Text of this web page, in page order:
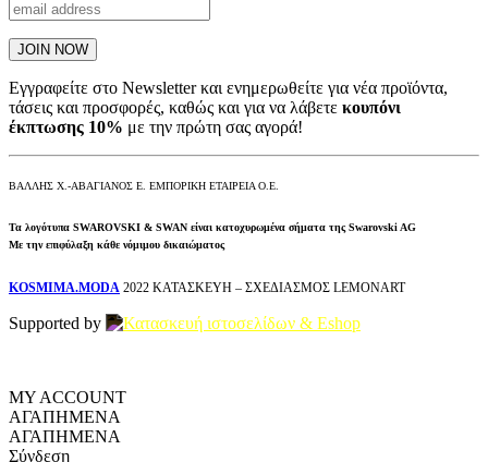
Εγγραφείτε στο Newsletter και ενημερωθείτε για νέα προϊόντα,
τάσεις και προσφορές, καθώς και για να λάβετε κουπόνι
έκπτωσης 10% με την πρώτη σας αγορά!
ΒΑΛΛΗΣ Χ.-ΑΒΑΓΙΑΝΟΣ Ε. ΕΜΠΟΡΙΚΗ ΕΤΑΙΡΕΙΑ Ο.Ε.
Τα λογότυπα SWAROVSKI & SWAN είναι κατοχυρωμένα σήματα της Swarovski AG
Με την επιφύλαξη κάθε νόμιμου δικαιώματος
KOSMIMA.MODA 2022 ΚΑΤΑΣΚΕΥΗ – ΣΧΕΔΙΑΣΜΟΣ LEMONART
Supported by
MY ACCOUNT
ΑΓΑΠΗΜΕΝΑ
ΑΓΑΠΗΜΕΝΑ
Σύνδεση